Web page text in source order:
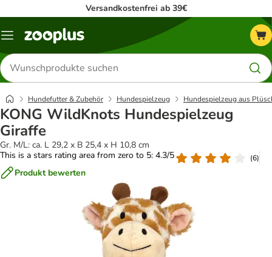
Versandkostenfrei ab 39€
Menü
Produkte
suchen
Hundefutter & Zubehör Hundespielzeug Hundespielzeug aus
KONG WildKnots Hundespielzeug
Giraffe
Gr. M/L: ca. L 29,2 x B 25,4 x H 10,8 cm
This is a stars rating area from zero to 5: 4.3/5
(6)
Produkt bewerten